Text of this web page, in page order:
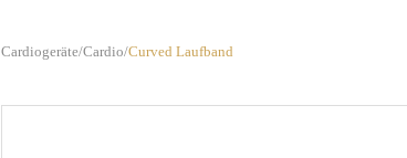
Cardiogeräte/Cardio/Curved Laufband